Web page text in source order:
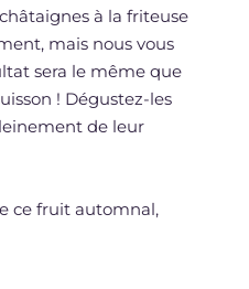
à la friteuse
mais nous vous
sera le même que
! Dégustez-les
de leur
ce fruit automnal,